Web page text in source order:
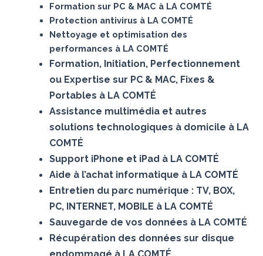
Formation sur PC & MAC à LA COMTÉ
Protection antivirus à LA COMTÉ
Nettoyage et optimisation des
performances à LA COMTÉ
Formation, Initiation, Perfectionnement
ou Expertise sur PC & MAC, Fixes &
Portables à LA COMTÉ
Assistance multimédia et autres
solutions technologiques à domicile à LA
COMTÉ
Support iPhone et iPad à LA COMTÉ
Aide à l’achat informatique à LA COMTÉ
Entretien du parc numérique : TV, BOX,
PC, INTERNET, MOBILE à LA COMTÉ
Sauvegarde de vos données à LA COMTÉ
Récupération des données sur disque
endommagé à LA COMTÉ